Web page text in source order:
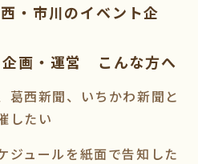
・市川のイベント企
企画・運営 こんな方へ
西新聞、いちかわ新聞と
したい
ュールを紙面で告知した